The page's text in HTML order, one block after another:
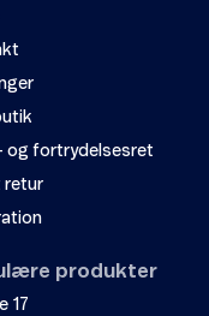
og fortrydelsesret
retur
produkter
17